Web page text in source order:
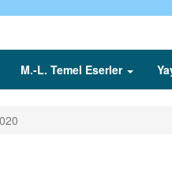
M.-L. Temel Eserler